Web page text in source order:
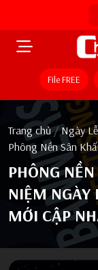
File FREE
Trang chủ / Ngày
Phông Nền Sân
PHÔNG
NIỆM NGÀY
MỚI CẬP